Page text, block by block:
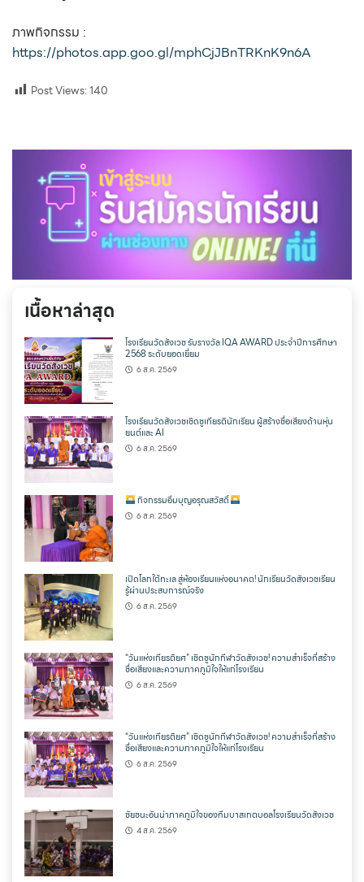
ภาพกิจกรรม :
https://photos.app.goo.gl/mphCjJBnTRKnK9n6A
Post Views:140
เนื้อหาล่าสุด
โรงเรียนวัดสังเวช รับรางวัล IQA AWARD ประจำปีการศึกษา
2568 ระดับยอดเยี่ยม
6 ส.ค. 2569
โรงเรียนวัดสังเวชเชิดชูเกียรตินักเรียน ผู้สร้างชื่อเสียงด้านหุ่น
ยนต์และ AI
6 ส.ค. 2569
กิจกรรมอิ่มบุญอรุณสวัสดิ์
6 ส.ค. 2569
เปิดโลกใต้ทะเล สู่ห้องเรียนแห่งอนาคต! นักเรียนวัดสังเวชเรียน
รู้ผ่านประสบการณ์จริง
6 ส.ค. 2569
“วันแห่งเกียรติยศ” เชิดชูนักกีฬาวัดสังเวช! ความสำเร็จที่สร้าง
ชื่อเสียงและความภาคภูมิใจให้แก่โรงเรียน
6 ส.ค. 2569
“วันแห่งเกียรติยศ” เชิดชูนักกีฬาวัดสังเวช! ความสำเร็จที่สร้าง
ชื่อเสียงและความภาคภูมิใจให้แก่โรงเรียน
6 ส.ค. 2569
ชัยชนะอันน่าภาคภูมิใจของทีมบาสเกตบอลโรงเรียนวัดสังเวช
4 ส.ค. 2569